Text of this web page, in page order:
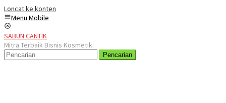
Loncat ke konten
Menu Mobile
SABUN CANTIK
Mitra Terbaik Bisnis Kosmetik
Pencarian